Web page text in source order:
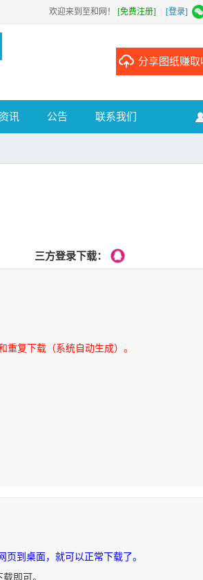
欢迎来到至和网！ [免费注册] [登录]
分享图纸赚取
讯 公告 联系我们
三方登录下载：
复下载（系统自动生成）。
到桌面，就可以正常下载了。
即可。